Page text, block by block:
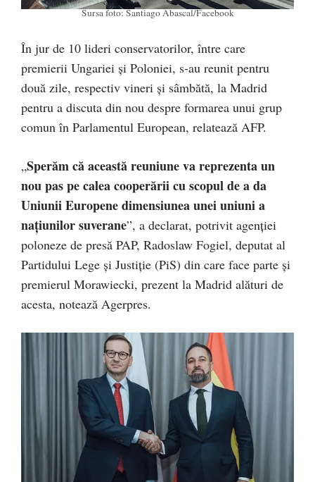
Sursa foto: Santiago Abascal/Facebook
În jur de 10 lideri conservatorilor, între care
premierii Ungariei şi Poloniei, s-au reunit pentru
două zile, respectiv vineri şi sâmbătă, la Madrid
pentru a discuta din nou despre formarea unui grup
comun în Parlamentul European, relatează AFP.
„Sperăm că această reuniune va reprezenta un
nou pas pe calea cooperării cu scopul de a da
Uniunii Europene dimensiunea unei uniuni a
naţiunilor suverane”, a declarat, potrivit agenţiei
poloneze de presă PAP, Radoslaw Fogiel, deputat al
Partidului Lege şi Justiţie (PiS) din care face parte şi
premierul Morawiecki, prezent la Madrid alături de
acesta, notează Agerpres.